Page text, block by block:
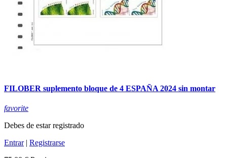
FILOBER suplemento bloque de 4 ESPAÑA 2024 sin montar
favorite
Debes de estar registrado
Entrar| Registrarse